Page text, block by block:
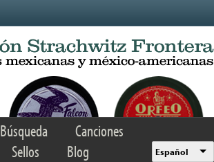
Búsqueda
Canciones
Sellos Blog Español